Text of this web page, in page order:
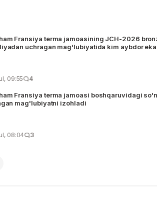
Fransiya terma jamoasining JCH-2026
uchragan mag'lubiyatida kim aybdor
09:55 4
Fransiya terma jamoasi boshqaruvidagi
mag'lubiyatni izohladi
08:04 3